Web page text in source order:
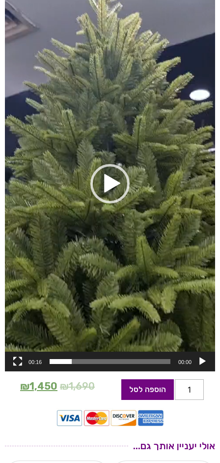
00:00
00:16
הוספה לסל ₪1,690
₪1,450
אולי יעניין אותך גם...